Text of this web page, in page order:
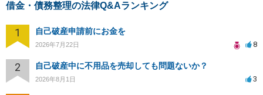
借金・債務整理の法律Q&Aランキング
1 自己破産申請前にお金を
2026年7月22日 8
2 自己破産中に不用品を売却しても問題ないか？
2026年8月1日 3